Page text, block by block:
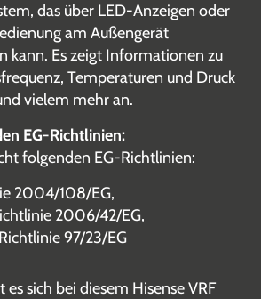
das über LED-Anzeigen oder
am Außengerät
kann. Es zeigt Informationen zu
Temperaturen und Druck
vielem mehr an.
EG-Richtlinien:
folgenden EG-Richtlinien:
2004/108/EG,
2006/42/EG,
97/23/EG
sich bei diesem Hisense VRF